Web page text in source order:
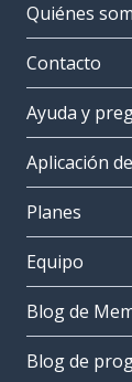
Quiénes
Contacto
Ayuda y
Aplicación
Planes
Equipo
Blog de
Blog de